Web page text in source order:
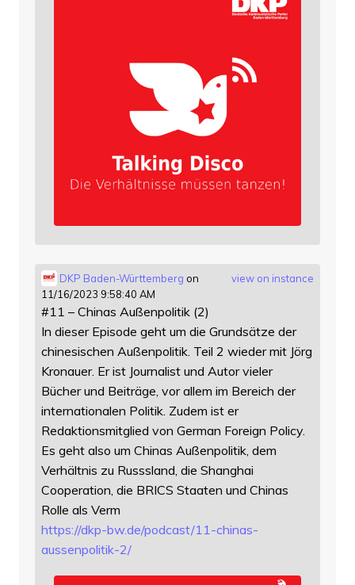
view on instance
DKP Baden-Württemberg on
11/16/2023 9:58:40 AM
#11 – Chinas Außenpolitik (2)
In dieser Episode geht um die Grundsätze der
chinesischen Außenpolitik. Teil 2 wieder mit Jörg
Kronauer. Er ist Journalist und Autor vieler
Bücher und Beiträge, vor allem im Bereich der
internationalen Politik. Zudem ist er
Redaktionsmitglied von German Foreign Policy.
Es geht also um Chinas Außenpolitik, dem
Verhältnis zu Russsland, die Shanghai
Cooperation, die BRICS Staaten und Chinas
Rolle als Verm
https://dkp-bw.de/podcast/11-chinas-
aussenpolitik-2/